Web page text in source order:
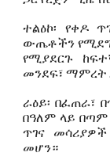
ተልዕኮ፡ የቀዶ
ውጤቶችን
የሚያደርጉ
መንደፍ፣ ማምረት
ራዕይ፡ በፈጠራ፣
በዓለም ላይ
ጥገና
መሆን።